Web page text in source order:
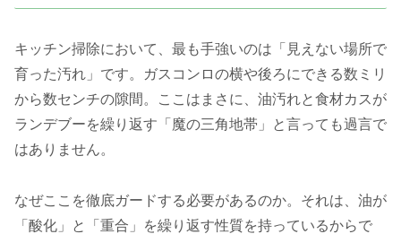
キッチン掃除において、最も手強いのは「見えない場所で
育った汚れ」です。ガスコンロの横や後ろにできる数ミリ
から数センチの隙間。ここはまさに、油汚れと食材カスが
ランデブーを繰り返す「魔の三角地帯」と言っても過言で
はありません。
なぜここを徹底ガードする必要があるのか。それは、油が
「酸化」と「重合」を繰り返す性質を持っているからで